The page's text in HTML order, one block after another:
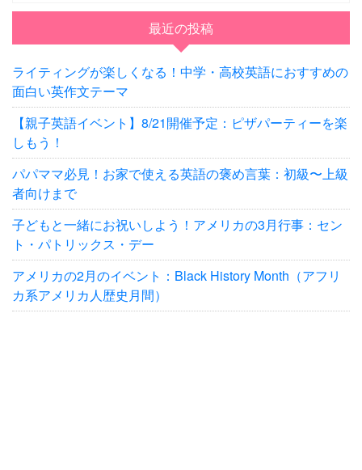
最近の投稿
ライティングが楽しくなる！中学・高校英語におすすめの
面白い英作文テーマ
【親子英語イベント】8/21開催予定：ピザパーティーを楽
しもう！
パパママ必見！お家で使える英語の褒め言葉：初級〜上級
者向けまで
子どもと一緒にお祝いしよう！アメリカの3月行事：セン
ト・パトリックス・デー
アメリカの2月のイベント：Black History Month（アフリ
カ系アメリカ人歴史月間）